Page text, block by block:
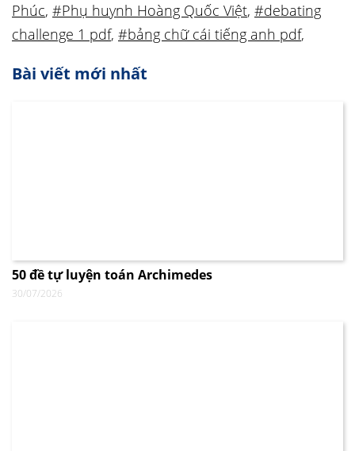
Phúc, #Phụ huynh Hoàng Quốc Việt, #debating
challenge 1 pdf, #bảng chữ cái tiếng anh pdf,
Bài viết mới nhất
50 đề tự luyện toán Archimedes
30/07/2026